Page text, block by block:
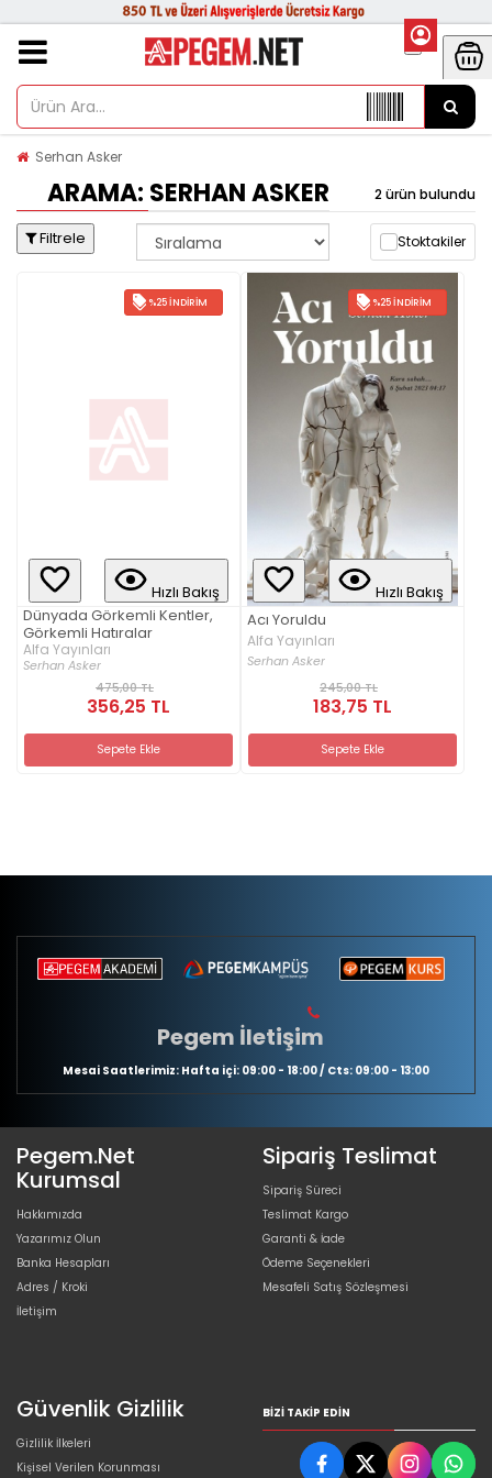
Serhan Asker
ARAMA: SERHAN ASKER 2 ürün bulundu
Filtrele Stoktakiler
%25 İNDIRIM
Hızlı Bakış
Dünyada Görkemli Kentler,
Görkemli Hatıralar
Alfa Yayınları
Serhan Asker
475,00 TL
356,25 TL
Sepete Ekle
%25 İNDIRIM
Hızlı Bakış
Acı Yoruldu
Alfa Yayınları
Serhan Asker
245,00 TL
183,75 TL
Sepete Ekle
Pegem İletişim
Mesai Saatlerimiz: Hafta içi: 09:00 - 18:00 / Cts: 09:00 - 13:00
Pegem.Net
Kurumsal
Hakkımızda
Yazarımız Olun
Banka Hesapları
Adres / Kroki
İletişim
Sipariş Teslimat
Sipariş Süreci
Teslimat Kargo
Garanti & İade
Ödeme Seçenekleri
Mesafeli Satış Sözleşmesi
Güvenlik Gizlilik
Gizlilik İlkeleri
Kişisel Verilen Korunması
BIZI TAKIP EDIN